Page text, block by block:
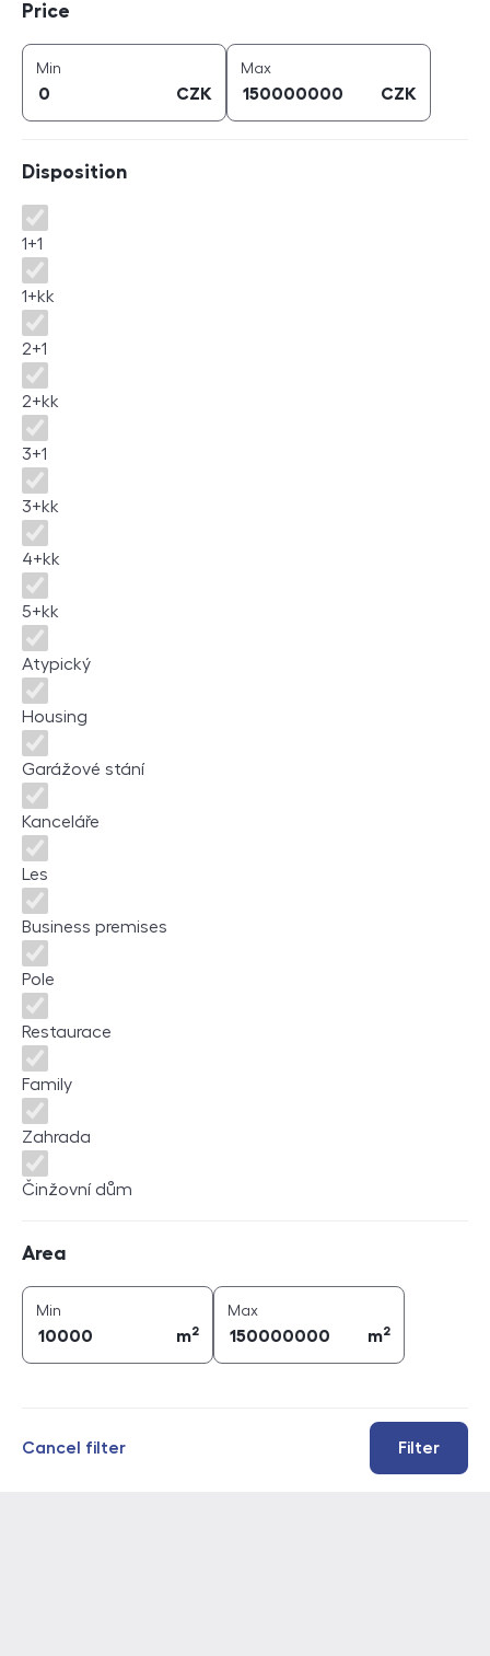
Price
Min
CZK
Maxprice (
CZK
Disposition
Disposition
1+1
1+kk
2+1
2+kk
3+1
3+kk
4+kk
5+kk
Atypický
Housing
Garážové stání
Kanceláře
Les
Business premises
Pole
Restaurace
Family
Zahrada
Činžovní dům
Area
Min
m2
Maxarea (
m2
Filter
Cancel filter